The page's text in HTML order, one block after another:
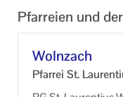
Pfarreien und
Wolnz­ach
Pfar­rei St.
Teilnahmebedingungen
Mitglieder und
Pfaffenhofen
Veranstaltungen